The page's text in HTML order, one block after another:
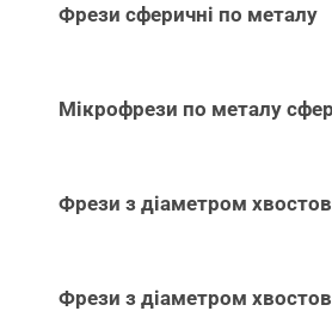
Фрези сферичні по металу
Мікрофрези по металу
Фрези з діаметром
Фрези з діаметром